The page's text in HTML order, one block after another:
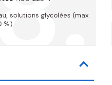
solutions glycolées (max
%)